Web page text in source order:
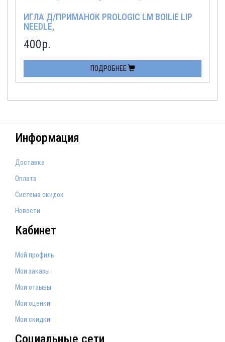
ИГЛА Д/ПРИМАНОК PROLOGIC LM BOILIE LIP
NEEDLE,
400р.
ПОДРОБНЕЕ
Информация
Доставка
Оплата
Система скидок
Новости
Кабинет
Мой профиль
Мои заказы
Мои отзывы
Мои оценки
Мои скидки
Социальные сети